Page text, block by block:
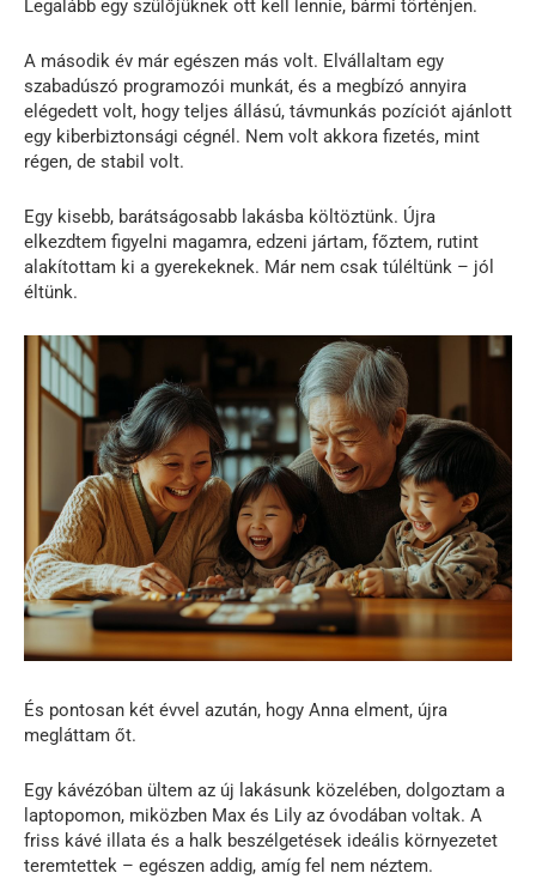
Legalább egy szülőjüknek ott kell lennie, bármi történjen.
A második év már egészen más volt. Elvállaltam egy
szabadúszó programozói munkát, és a megbízó annyira
elégedett volt, hogy teljes állású, távmunkás pozíciót ajánlott
egy kiberbiztonsági cégnél. Nem volt akkora fizetés, mint
régen, de stabil volt.
Egy kisebb, barátságosabb lakásba költöztünk. Újra
elkezdtem figyelni magamra, edzeni jártam, főztem, rutint
alakítottam ki a gyerekeknek. Már nem csak túléltünk – jól
éltünk.
És pontosan két évvel azután, hogy Anna elment, újra
megláttam őt.
Egy kávézóban ültem az új lakásunk közelében, dolgoztam a
laptopomon, miközben Max és Lily az óvodában voltak. A
friss kávé illata és a halk beszélgetések ideális környezetet
teremtettek – egészen addig, amíg fel nem néztem.